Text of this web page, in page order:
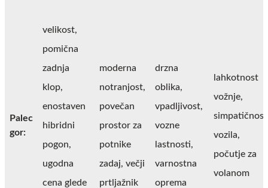
Palec
gor:
velikost,
pomična
zadnja
klop,
enostaven
hibridni
pogon,
ugodna
cena glede
moderna
notranjost,
povečan
prostor za
potnike
zadaj, večji
prtljažnik
drzna
oblika,
vpadljivost,
vozne
lastnosti,
varnostna
oprema
lahkotnost
vožnje,
simpatičnost
vozila,
počutje za
volanom